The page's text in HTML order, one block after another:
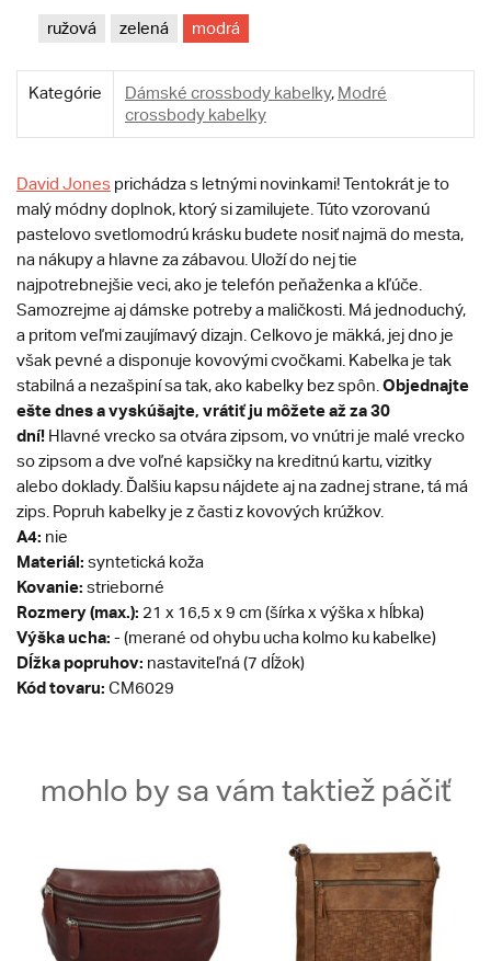
ružová zelená modrá
Kategórie Dámské crossbody kabelky, Modré
crossbody kabelky
David Jones prichádza s letnými novinkami! Tentokrát je to
malý módny doplnok, ktorý si zamilujete. Túto vzorovanú
pastelovo svetlomodrú krásku budete nosiť najmä do mesta,
na nákupy a hlavne za zábavou. Uloží do nej tie
najpotrebnejšie veci, ako je telefón peňaženka a kľúče.
Samozrejme aj dámske potreby a maličkosti. Má jednoduchý,
a pritom veľmi zaujímavý dizajn. Celkovo je mäkká, jej dno je
však pevné a disponuje kovovými cvočkami. Kabelka je tak
stabilná a nezašpiní sa tak, ako kabelky bez spôn. Objednajte
ešte dnes a vyskúšajte, vrátiť ju môžete až za 30
dní! Hlavné vrecko sa otvára zipsom, vo vnútri je malé vrecko
so zipsom a dve voľné kapsičky na kreditnú kartu, vizitky
alebo doklady. Ďalšiu kapsu nájdete aj na zadnej strane, tá má
zips. Popruh kabelky je z časti z kovových krúžkov.
A4: nie
Materiál: syntetická koža
Kovanie: strieborné
Rozmery (max.): 21 x 16,5 x 9 cm (šírka x výška x hĺbka)
Výška ucha: - (merané od ohybu ucha kolmo ku kabelke)
Dĺžka popruhov: nastaviteľná (7 dĺžok)
Kód tovaru: CM6029
mohlo by sa vám taktiež páčiť